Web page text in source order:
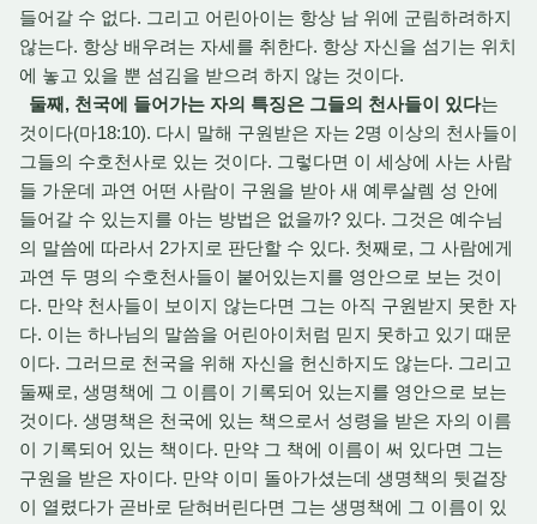
들어갈 수 없다. 그리고 어린아이는 항상 남 위에 군림하려하지
않는다. 항상 배우려는 자세를 취한다. 항상 자신을 섬기는 위치
에 놓고 있을 뿐 섬김을 받으려 하지 않는 것이다.
둘째, 천국에 들어가는 자의 특징은 그들의 천사들이 있다는
것이다(마18:10). 다시 말해 구원받은 자는 2명 이상의 천사들이
그들의 수호천사로 있는 것이다. 그렇다면 이 세상에 사는 사람
들 가운데 과연 어떤 사람이 구원을 받아 새 예루살렘 성 안에
들어갈 수 있는지를 아는 방법은 없을까? 있다. 그것은 예수님
의 말씀에 따라서 2가지로 판단할 수 있다. 첫째로, 그 사람에게
과연 두 명의 수호천사들이 붙어있는지를 영안으로 보는 것이
다. 만약 천사들이 보이지 않는다면 그는 아직 구원받지 못한 자
다. 이는 하나님의 말씀을 어린아이처럼 믿지 못하고 있기 때문
이다. 그러므로 천국을 위해 자신을 헌신하지도 않는다. 그리고
둘째로, 생명책에 그 이름이 기록되어 있는지를 영안으로 보는
것이다. 생명책은 천국에 있는 책으로서 성령을 받은 자의 이름
이 기록되어 있는 책이다. 만약 그 책에 이름이 써 있다면 그는
구원을 받은 자이다. 만약 이미 돌아가셨는데 생명책의 뒷겉장
이 열렸다가 곧바로 닫혀버린다면 그는 생명책에 그 이름이 있